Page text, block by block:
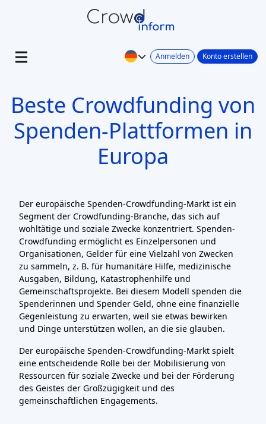
Anmelden Konto erstellen
Beste Crowdfunding von
Spenden-Plattformen in
Europa
Der europäische Spenden-Crowdfunding-Markt ist ein
Segment der Crowdfunding-Branche, das sich auf
wohltätige und soziale Zwecke konzentriert. Spenden-
Crowdfunding ermöglicht es Einzelpersonen und
Organisationen, Gelder für eine Vielzahl von Zwecken
zu sammeln, z. B. für humanitäre Hilfe, medizinische
Ausgaben, Bildung, Katastrophenhilfe und
Gemeinschaftsprojekte. Bei diesem Modell spenden die
Spenderinnen und Spender Geld, ohne eine finanzielle
Gegenleistung zu erwarten, weil sie etwas bewirken
und Dinge unterstützen wollen, an die sie glauben.
Der europäische Spenden-Crowdfunding-Markt spielt
eine entscheidende Rolle bei der Mobilisierung von
Ressourcen für soziale Zwecke und bei der Förderung
des Geistes der Großzügigkeit und des
gemeinschaftlichen Engagements.